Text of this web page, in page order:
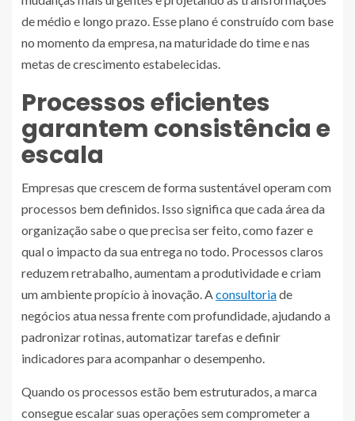
de médio e longo prazo. Esse plano é construído com base
no momento da empresa, na maturidade do time e nas
metas de crescimento estabelecidas.
Processos eficientes
garantem consistência e
escala
Empresas que crescem de forma sustentável operam com
processos bem definidos. Isso significa que cada área da
organização sabe o que precisa ser feito, como fazer e
qual o impacto da sua entrega no todo. Processos claros
reduzem retrabalho, aumentam a produtividade e criam
um ambiente propício à inovação. Aconsultoriade
negócios atua nessa frente com profundidade, ajudando a
padronizar rotinas, automatizar tarefas e definir
indicadores para acompanhar o desempenho.
Quando os processos estão bem estruturados, a marca
consegue escalar suas operações sem comprometer a